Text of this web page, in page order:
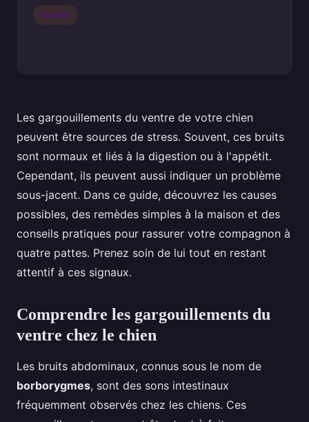
Les gargouillements du ventre de votre chien
peuvent être sources de stress. Souvent, ces bruits
sont normaux et liés à la digestion ou à l'appétit.
Cependant, ils peuvent aussi indiquer un problème
sous-jacent. Dans ce guide, découvrez les causes
possibles, des remèdes simples à la maison et des
conseils pratiques pour rassurer votre compagnon à
quatre pattes. Prenez soin de lui tout en restant
attentif à ces signaux.
Comprendre les gargouillements du
ventre chez le chien
Les bruits abdominaux, connus sous le nom de
borborygmes, sont des sons intestinaux
fréquemment observés chez les chiens. Ces
Société